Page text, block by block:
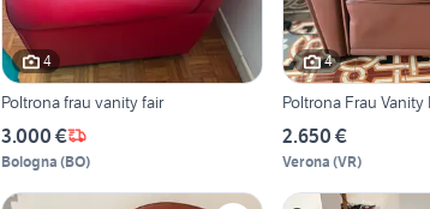
4
Poltrona frau vanity fair
3.000 €
Bologna (BO)
4
Poltrona Frau Vanity
2.650 €
Verona (VR)